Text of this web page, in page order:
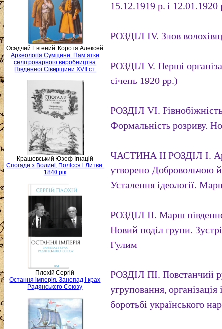
Осадчий Евгений, Коротя Алексей
Археологія Сумщини. Пам’ятки
селітроварного виробництва
Південної Сіверщини XVII ст.
Крашевський Юзеф Ігнацій
Спогади з Волині, Полісся і Литви.
1840 рік
Плохій Сергій
Остання імперія. Занепад і крах
Радянського Союзу
15.12.1919 р. і 12.01.1920
РОЗДІЛ IV. Знов
РОЗДІЛ V. Перші
січень 1920 рр.)
РОЗДІЛ VI.
Формальність розриву.
ЧАСТИНА II РОЗДІЛ І.
утворено Добровольчою
Усталення ідеології.
РОЗДІЛ II. Марш
Новий поділ групи.
Гулим
РОЗДІЛ ПІ. Повстанчий
угруповання, організація
боротьбі українського